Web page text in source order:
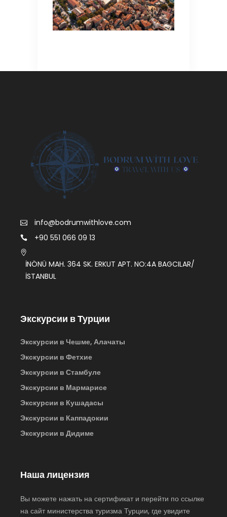
info@bodrumwithlove.com
+90 551 066 09 13
İNÖNÜ MAH. 364 SK. ERKUT APT. NO:4A BAGCILAR/
İSTANBUL
Экскурсии в Турции
Экскурсии в Чешме, Алачаты
Экскурсии в Фетхие
Экскурсии в Стамбуле
Экскурсии в Мармарисе
Экскурсии в Кушадасы
Экскурсии в Каппадокии
Экскурсии в Дидиме
Наша лицензия
Вы можете нажать на сертификат и перейти по ссылке
на сайт министерства туризма Турции, где увидите